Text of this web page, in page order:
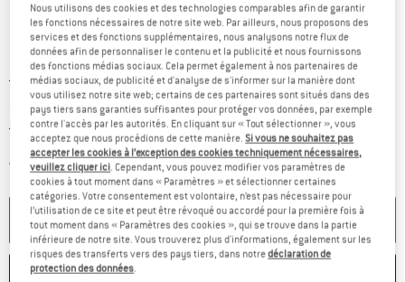
Prix initial :
24,95€
Prix:
à partir de19,96€ TVA incl.
hors Frais de livraisonInformations sur les frais de livraison. Ouvre une
Article momentanément épuisé;Le lien s'ouvre dans une boîte
PARAMÉTRER ALERTE
ENREGISTRER
Nous utilisons des cookies et des technologies comparables afin de garantir
les fonctions nécessaires de notre site web. Par ailleurs, nous proposons des
services et des fonctions supplémentaires, nous analysons notre flux de
données afin de personnaliser le contenu et la publicité et nous fournissons
des fonctions médias sociaux. Cela permet également à nos partenaires de
médias sociaux, de publicité et d'analyse de s'informer sur la manière dont
vous utilisez notre site web; certains de ces partenaires sont situés dans des
pays tiers sans garanties suffisantes pour protéger vos données, par exemple
contre l'accès par les autorités. En cliquant sur « Tout sélectionner », vous
acceptez que nous procédions de cette manière.Si vous ne souhaitez pas
accepter les cookies à l’exception des cookies techniquement nécessaires,
veuillez cliquer ici. Cependant, vous pouvez modifier vos paramètres de
cookies à tout moment dans « Paramètres » et sélectionner certaines
catégories. Votre consentement est volontaire, n’est pas nécessaire pour
l’utilisation de ce site et peut être révoqué ou accordé pour la première fois à
tout moment dans « Paramètres des cookies », qui se trouve dans la partie
inférieure de notre site. Vous trouverez plus d'informations, également sur les
risques des transferts vers des pays tiers, dans notredéclaration de
protection des données.